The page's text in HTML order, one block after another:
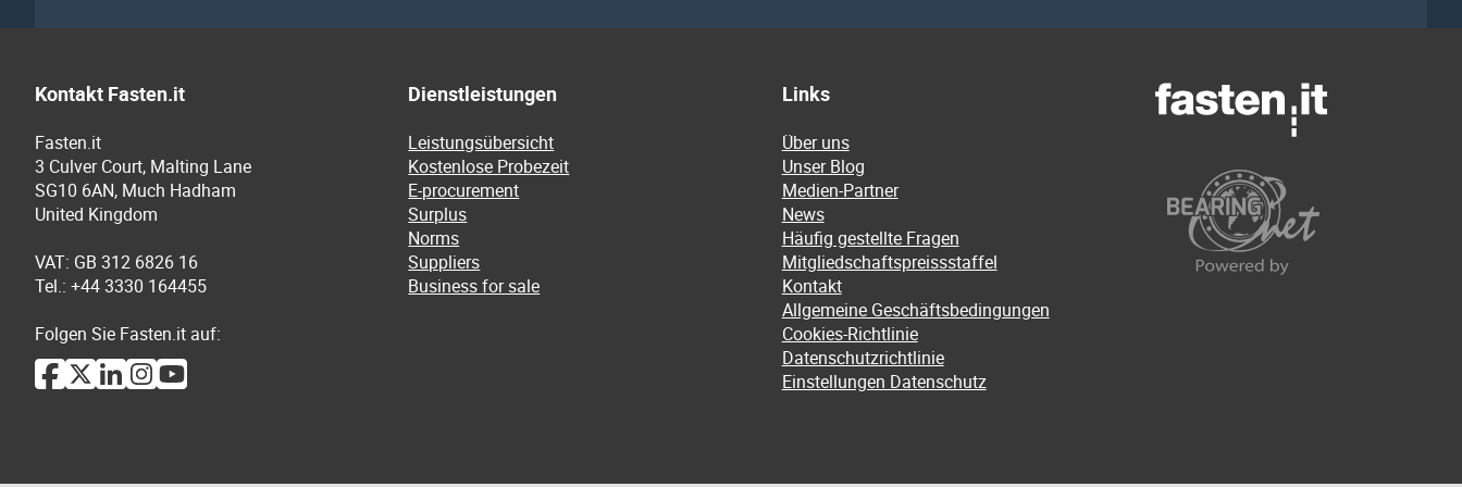
Kontakt Fasten.it
Fasten.it
3 Culver Court, Malting Lane
SG10 6AN, Much Hadham
United Kingdom
VAT: GB 312 6826 16
Tel.: +44 3330 164455
Folgen Sie Fasten.it auf:
Dienstleistungen
Leistungsübersicht
Kostenlose Probezeit
E-procurement
Surplus
Norms
Suppliers
Business for sale
Links
Über uns
Unser Blog
Medien-Partner
News
Häufig gestellte Fragen
Mitgliedschaftspreissstaffel
Kontakt
Allgemeine Geschäftsbedingungen
Cookies-Richtlinie
Datenschutzrichtlinie
Einstellungen Datenschutz